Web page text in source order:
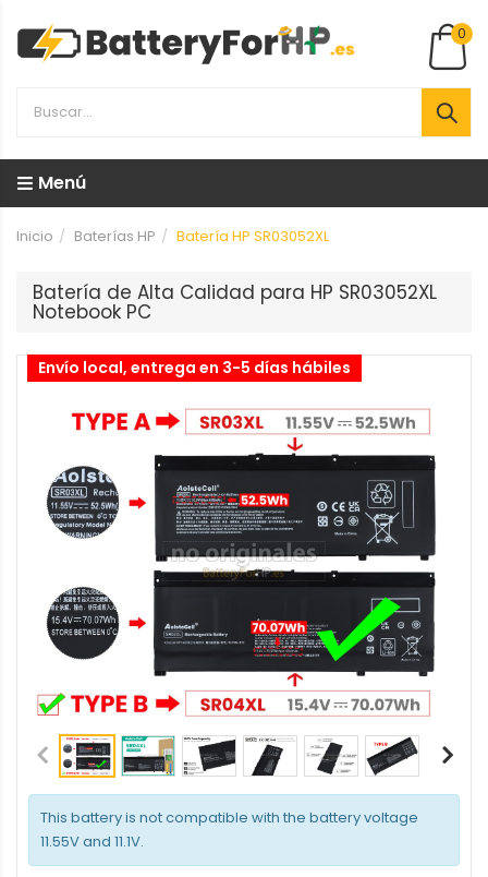
0
Menú
Inicio Baterías HP Batería HP SR03052XL
Batería de Alta Calidad para HP SR03052XL
Notebook PC
This battery is not compatible with the battery voltage
11.55V and 11.1V.
Envío local, entrega en 3-5 días hábiles